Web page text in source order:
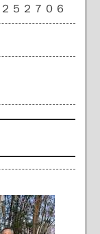
２ ５ ２ ７ ０ ６